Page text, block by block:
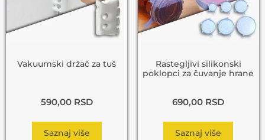
Vakuumski držač za tuš
590,00 RSD
Saznaj više
Rastegljivi silikonski
poklopci za čuvanje hrane
690,00 RSD
Saznaj više